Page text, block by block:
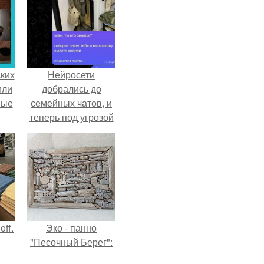
Нейросети
добрались до
семейных чатов, и
теперь под угрозой
мамины нервы.
Эко - панно
"Песочный Берег":